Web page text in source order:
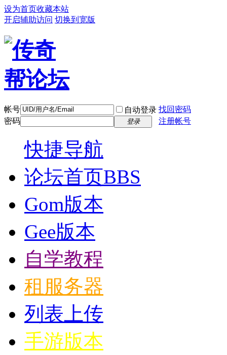
设为首页收藏本站
开启辅助访问 切换到宽版
帐号 自动登录 找回密码
密码
登录 注册帐号
快捷导航
论坛首页BBS
Gom版本
Gee版本
自学教程
租服务器
列表上传
手游版本